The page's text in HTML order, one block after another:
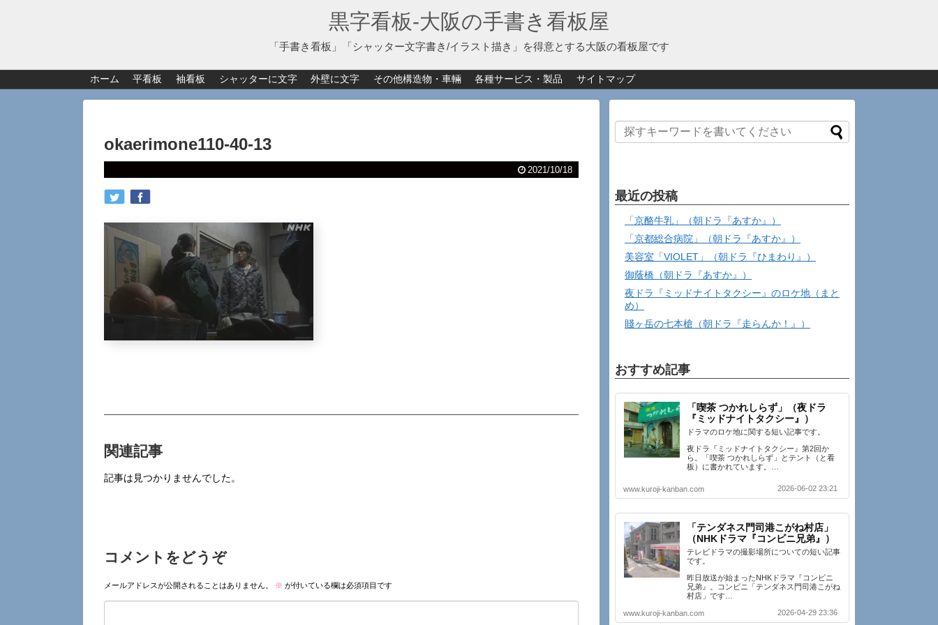
黒字看板‐大阪の手書き看板屋
「手書き看板」「シャッター文字書き/イラスト描き」を得意とする大阪の看板屋です
ホーム 平看板 袖看板 シャッターに文字 外壁に文字 その他構造物・車輛 各種サービス・製品 サイトマップ
okaerimone110-40-13
2021/10/18
関連記事
記事は見つかりませんでした。
コメントをどうぞ
メールアドレスが公開されることはありません。 ※ が付いている欄は必須項目です
最近の投稿
「京酪牛乳」（朝ドラ『あすか』）
「京都総合病院」（朝ドラ『あすか』）
美容室「VIOLET」（朝ドラ『ひまわり』）
御蔭橋（朝ドラ『あすか』）
夜ドラ『ミッドナイトタクシー』のロケ地（まと
め）
賤ヶ岳の七本槍（朝ドラ『走らんか！』）
おすすめ記事
「喫茶 つかれしらず」（夜ドラ
『ミッドナイトタクシー』）
ドラマのロケ地に関する短い記事です。
夜ドラ『ミッドナイトタクシー』第2回か
ら。「喫茶 つかれしらず」とテント（と看
板）に書かれています。…
www.kuroji-kanban.com 2026-06-02 23:21
「テンダネス門司港こがね村店」
（NHKドラマ『コンビニ兄弟』）
テレビドラマの撮影場所についての短い記事
です。
昨日放送が始まったNHKドラマ『コンビニ
兄弟』。コンビニ「テンダネス門司港こがね
村店」です…
www.kuroji-kanban.com 2026-04-29 23:36